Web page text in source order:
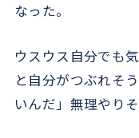
なった。
ウスウス自分でも
と自分がつぶれそ
いんだ」無理やり